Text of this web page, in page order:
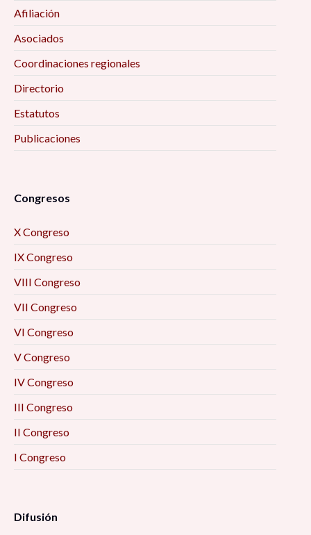
Afiliación
Asociados
Coordinaciones regionales
Directorio
Estatutos
Publicaciones
Congresos
X Congreso
IX Congreso
VIII Congreso
VII Congreso
VI Congreso
V Congreso
IV Congreso
III Congreso
II Congreso
I Congreso
Difusión